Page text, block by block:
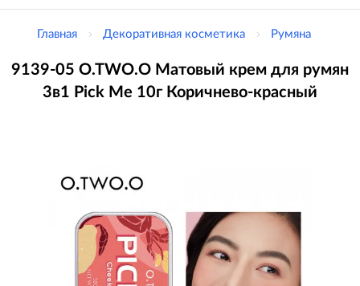
Главная Декоративная косметика Румяна
9139-05 O.TWO.O Матовый крем для румян
3в1 Pick Me 10г Коричнево-красный